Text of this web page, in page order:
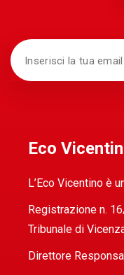
Eco
L’Eco Vicentino è
Registrazione n.
Tribunale di
Direttore